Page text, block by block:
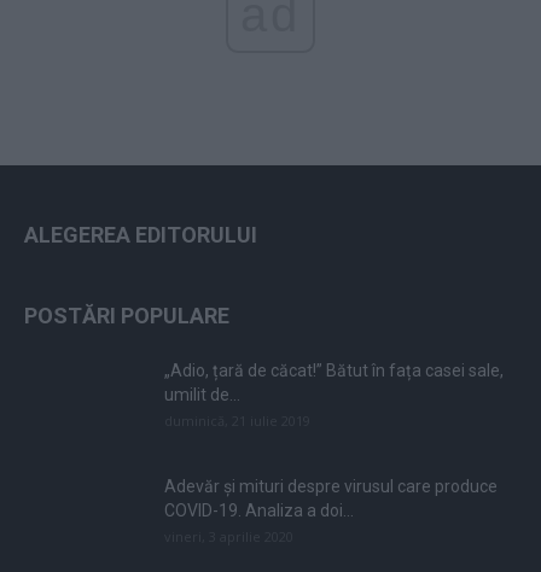
ALEGEREA EDITORULUI
POSTĂRI POPULARE
„Adio, țară de căcat!” Bătut în fața casei sale,
umilit de...
Adevăr și mituri despre virusul care produce
COVID-19. Analiza a doi...